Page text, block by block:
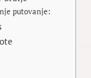
putovanje: